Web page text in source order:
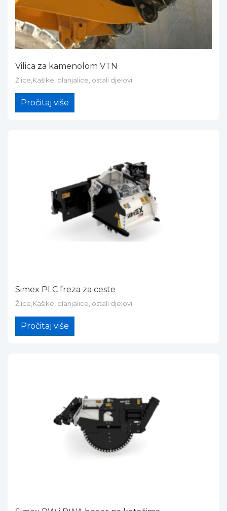
Vilica za kamenolom VTN
Žlice,Kašike, blanjalice, ostali djelovi
Pročitaj više
Simex PLC freza za ceste
Žlice,Kašike, blanjalice, ostali djelovi
Pročitaj više